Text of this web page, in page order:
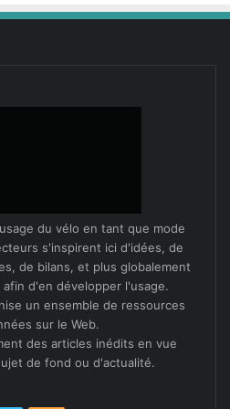
de la Covid-19. À Séné,
ren­con­tré la Roue Libre
locale et Yves Michel, maire
de com­pren­dre les clés du
idéale
de la Roue Libre de
du vélo en tant que mode
s'inspirent ici d'idées, de
de bilans, et plus globalement
d'en développer l'usage.
un ensemble de ressources
sur le Web.
des articles inédits en vue
de fond ou d'actualité.